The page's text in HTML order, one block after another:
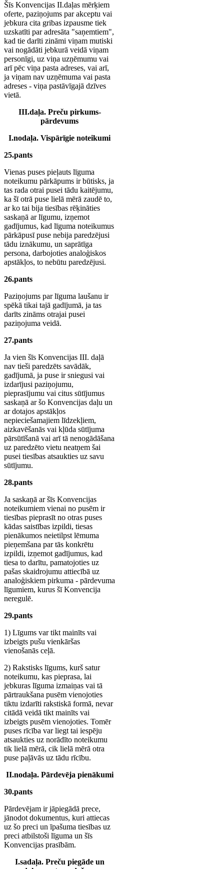
Šīs Konvencijas II.daļas mērķiem
oferte, paziņojums par akceptu vai
jebkura cita gribas izpausme tiek
uzskatīti par adresāta "saņemtiem",
kad tie darīti zināmi viņam mutiski
vai nogādāti jebkurā veidā viņam
personīgi, uz viņa uzņēmumu vai
arī pēc viņa pasta adreses, vai arī,
ja viņam nav uzņēmuma vai pasta
adreses - viņa pastāvīgajā dzīves
vietā.
III.daļa. Preču pirkums-
pārdevums
I.nodaļa. Vispārīgie noteikumi
25.pants
Vienas puses pieļauts līguma
noteikumu pārkāpums ir būtisks, ja
tas rada otrai pusei tādu kaitējumu,
ka šī otrā puse lielā mērā zaudē to,
ar ko tai bija tiesības rēķināties
saskaņā ar līgumu, izņemot
gadījumus, kad līguma noteikumus
pārkāpusī puse nebija paredzējusi
tādu iznākumu, un saprātīga
persona, darbojoties analoģiskos
apstākļos, to nebūtu paredzējusi.
26.pants
Paziņojums par līguma laušanu ir
spēkā tikai tajā gadījumā, ja tas
darīts zināms otrajai pusei
paziņojuma veidā.
27.pants
Ja vien šīs Konvencijas III. daļā
nav tieši paredzēts savādāk,
gadījumā, ja puse ir sniegusi vai
izdarījusi paziņojumu,
pieprasījumu vai citus sūtījumus
saskaņā ar šo Konvencijas daļu un
ar dotajos apstākļos
nepieciešamajiem līdzekļiem,
aizkavēšanās vai kļūda sūtījuma
pārsūtīšanā vai arī tā nenogādāšana
uz paredzēto vietu neatņem šai
pusei tiesības atsaukties uz savu
sūtījumu.
28.pants
Ja saskaņā ar šīs Konvencijas
noteikumiem vienai no pusēm ir
tiesības pieprasīt no otras puses
kādas saistības izpildi, tiesas
pienākumos neietilpst lēmuma
pieņemšana par tās konkrētu
izpildi, izņemot gadījumus, kad
tiesa to darītu, pamatojoties uz
pašas skaidrojumu attiecībā uz
analoģiskiem pirkuma - pārdevuma
līgumiem, kurus šī Konvencija
neregulē.
29.pants
1) Līgums var tikt mainīts vai
izbeigts pušu vienkāršas
vienošanās ceļā.
2) Rakstisks līgums, kurš satur
noteikumu, kas pieprasa, lai
jebkuras līguma izmaiņas vai tā
pārtraukšana pusēm vienojoties
tiktu izdarīti rakstiskā formā, nevar
citādā veidā tikt mainīts vai
izbeigts pusēm vienojoties. Tomēr
puses rīcība var liegt tai iespēju
atsaukties uz norādīto noteikumu
tik lielā mērā, cik lielā mērā otra
puse paļāvās uz tādu rīcību.
II.nodaļa. Pārdevēja pienākumi
30.pants
Pārdevējam ir jāpiegādā prece,
jānodot dokumentus, kuri attiecas
uz šo preci un īpašuma tiesības uz
preci atbilstoši līguma un šīs
Konvencijas prasībām.
I.sadaļa. Preču piegāde un